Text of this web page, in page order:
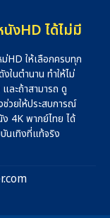
งHD ได้ไม่มี
HD ให้เลือกครบทุก
ในตำนาน ทำให้ไม่
ละถ้าสามารถ ดู
วยให้ประสบการณ์
4K พากย์ไทย ได้
นเทิงที่แท้จริง